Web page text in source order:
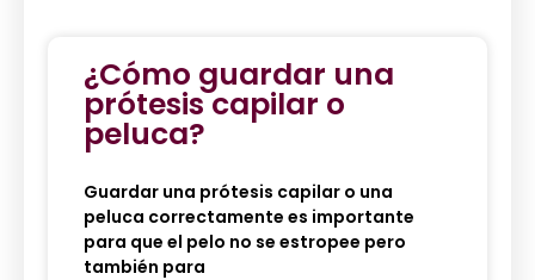
¿Cómo guardar una
prótesis capilar o
peluca?
Guardar una prótesis capilar o una
peluca correctamente es importante
para que el pelo no se estropee pero
también para